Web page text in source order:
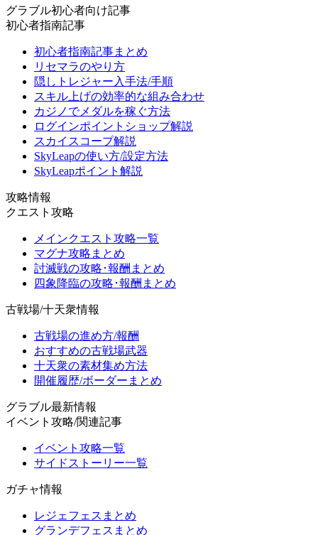
グラブル初心者向け記事
初心者指南記事
初心者指南記事まとめ
リセマラのやり方
隠しトレジャー入手法/手順
スキル上げの効率的な組み合わせ
カジノでメダルを稼ぐ方法
ログインポイントショップ解説
スカイスコープ解説
SkyLeapの使い方/設定方法
SkyLeapポイント解説
攻略情報
クエスト攻略
メインクエスト攻略一覧
マグナ攻略まとめ
討滅戦の攻略･報酬まとめ
四象降臨の攻略･報酬まとめ
古戦場/十天衆情報
古戦場の進め方/報酬
おすすめの古戦場武器
十天衆の素材集め方法
開催履歴/ボーダーまとめ
グラブル最新情報
イベント攻略/関連記事
イベント攻略一覧
サイドストーリー一覧
ガチャ情報
レジェフェスまとめ
グランデフェスまとめ